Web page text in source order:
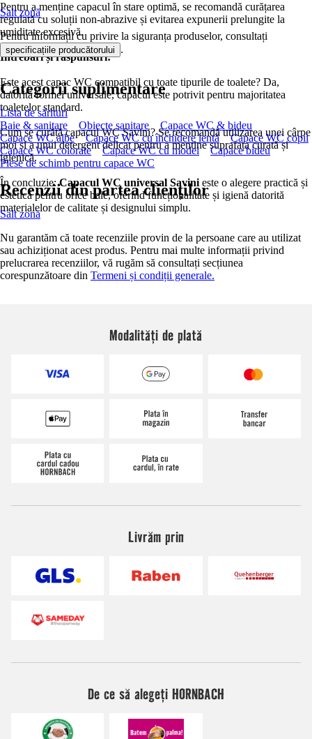
Pentru a menține capacul în stare optimă, se recomandă curățarea
regulată cu soluții non-abrazive și evitarea expunerii prelungite la
umiditate excesivă.
Întrebări și răspunsuri:
Este acest capac WC compatibil cu toate tipurile de toalete? Da,
datorită formei universale, capacul este potrivit pentru majoritatea
toaletelor standard.
Cum se curăță capacul WC Savini? Se recomandă utilizarea unei cârpe
moi și a unui detergent delicat pentru a menține suprafața curată și
igienică.
În concluzie:Capacul WC universal Savini este o alegere practică și
estetică pentru orice baie, oferind funcționalitate și igienă datorită
materialelor de calitate și designului simplu.
Salt zonă
Pentru informații cu privire la siguranța produselor, consultați
specificațiile producătorului .
Categorii suplimentare
Lista de sărituri
Baie & sanitare
Obiecte sanitare
Capace WC & bideu
Capace WC albe
Capace WC cu închidere lentă
Capace WC copii
Capace WC colorate
Capace WC cu model
Capace bideu
Piese de schimb pentru capace WC
Recenzii din partea clienților
Salt zonă
Nu garantăm că toate recenziile provin de la persoane care au utilizat
sau achiziționat acest produs. Pentru mai multe informații privind
prelucrarea recenziilor, vă rugăm să consultați secțiunea
corespunzătoare din Termeni și condiții generale.
Modalități de plată
Livrăm prin
De ce să alegeți HORNBACH